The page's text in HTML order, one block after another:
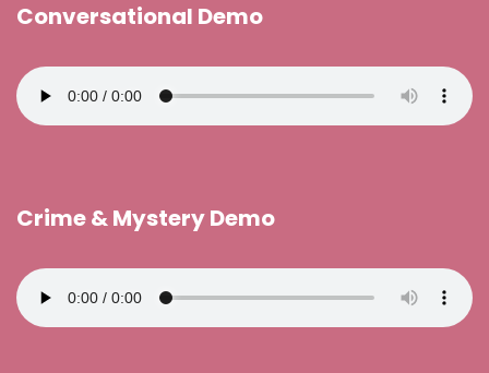
Conversational Demo
Crime & Mystery Demo